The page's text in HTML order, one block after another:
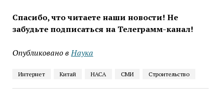
Спасибо, что читаете наши новости! Не
забудьте подписаться на Телеграмм-канал!
Опубликовано в Наука
Интернет Китай НАСА СМИ Строительство